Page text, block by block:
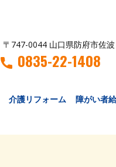
〒747-0044 山口県防府市佐
0835-22-1408
介護リフォーム 障がい者